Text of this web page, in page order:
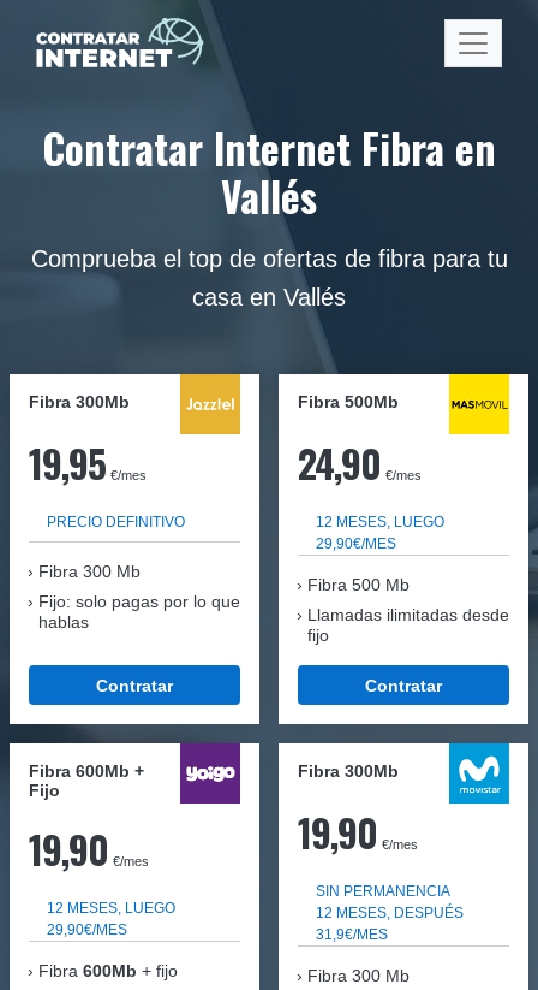
Contratar Internet Fibra en
Vallés
Comprueba el top de ofertas de fibra para tu
casa en Vallés
Fibra 300Mb
19,95 €/mes
PRECIO DEFINITIVO
Fibra 300 Mb
Fijo: solo pagas por lo que
hablas
Contratar
Fibra 500Mb
24,90 €/mes
12 MESES, LUEGO
29,90€/MES
Fibra 500 Mb
Llamadas ilimitadas desde
fijo
Contratar
Fibra 600Mb +
Fijo
19,90 €/mes
12 MESES, LUEGO
29,90€/MES
Fibra 600Mb + fijo
Fibra 300Mb
19,90 €/mes
SIN PERMANENCIA
12 MESES, DESPUÉS
31,9€/MES
Fibra 300 Mb